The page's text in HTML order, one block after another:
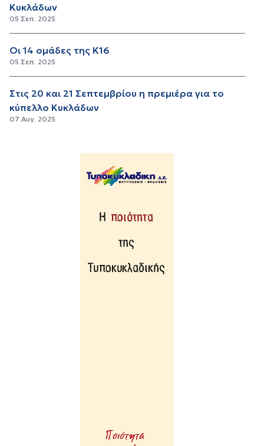
Κυκλάδων
05 Σεπ. 2025
Οι 14 ομάδες της Κ16
05 Σεπ. 2025
Στις 20 και 21 Σεπτεμβρίου η πρεμιέρα για το
κύπελλο Κυκλάδων
07 Αυγ. 2025